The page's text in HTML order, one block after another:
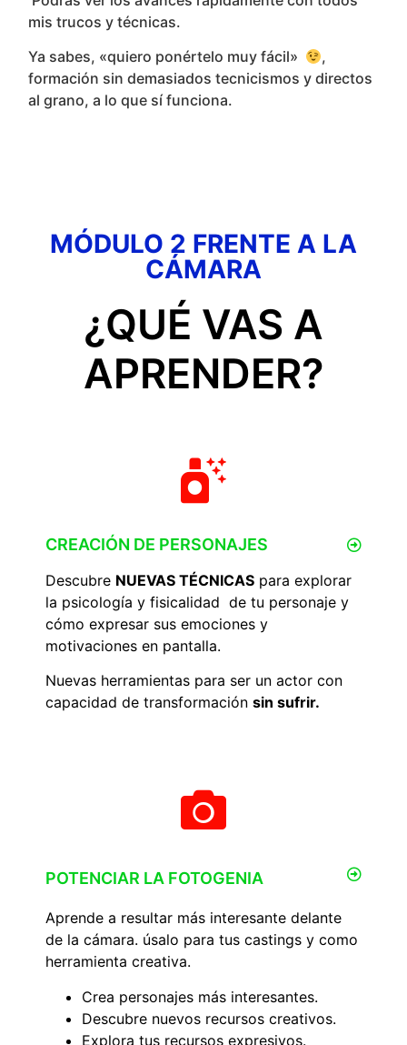
mis trucos y técnicas.
Ya sabes, «quiero ponértelo muy fácil»
,
formación sin demasiados tecnicismos y directos
al grano, a lo que sí funciona.
MÓDULO 2 FRENTE A LA
CÁMARA
¿QUÉ VAS A
APRENDER?
CREACIÓN DE PERSONAJES
Descubre NUEVAS TÉCNICAS para explorar
la psicología y fisicalidad de tu personaje y
cómo expresar sus emociones y
motivaciones en pantalla.
Nuevas herramientas para ser un actor con
capacidad de transformación sin sufrir.
POTENCIAR LA FOTOGENIA
Aprende a resultar más interesante delante
de la cámara. úsalo para tus castings y como
herramienta creativa.
Crea personajes más interesantes.
Descubre nuevos recursos creativos.
Explora tus recursos expresivos.